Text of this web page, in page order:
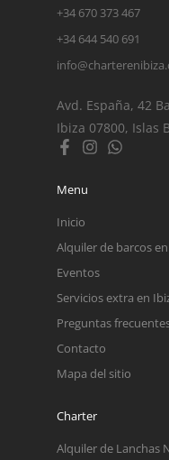
+34 670 373 467
+34 644 540 691
Avd. España, 42
Ibiza 07800, Islas
Menu
Inicio
Alquiler de barcos
Eventos
Servicios extra en
Preguntas
Contacto
Mapa del sitio
Charter
Alquiler de Lanchas